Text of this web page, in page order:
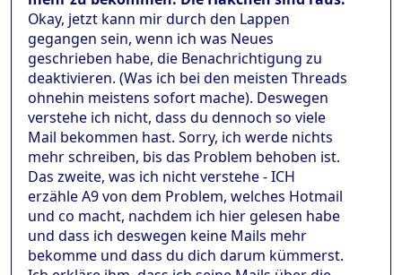
Okay, jetzt kann mir durch den Lappen
gegangen sein, wenn ich was Neues
geschrieben habe, die Benachrichtigung zu
deaktivieren. (Was ich bei den meisten Threads
ohnehin meistens sofort mache). Deswegen
verstehe ich nicht, dass du dennoch so viele
Mail bekommen hast. Sorry, ich werde nichts
mehr schreiben, bis das Problem behoben ist.
Das zweite, was ich nicht verstehe - ICH
erzähle A9 von dem Problem, welches Hotmail
und co macht, nachdem ich hier gelesen habe
und dass ich deswegen keine Mails mehr
bekomme und dass du dich darum kümmerst.